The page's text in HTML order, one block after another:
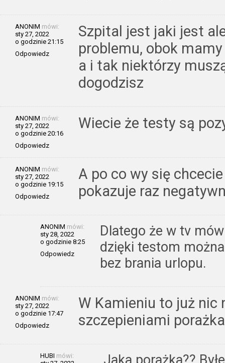
ANONIM mówi:
sty 27, 2022
o godzinie 21:15
Odpowiedz
Szpital jest jaki jest
problemu, obok
a i tak niektórzy
dogodzisz
ANONIM mówi:
sty 27, 2022
o godzinie 20:16
Odpowiedz
Wiecie że testy są
ANONIM mówi:
sty 27, 2022
o godzinie 19:15
Odpowiedz
A po co wy się
pokazuje raz
ANONIM mówi:
sty 28, 2022
o godzinie 8:25
Odpowiedz
Dlatego że w tv
dzięki testom
bez brania urlopu.
ANONIM mówi:
sty 27, 2022
o godzinie 17:47
Odpowiedz
W Kamieniu to już nic
szczepieniami
HUBI mówi: